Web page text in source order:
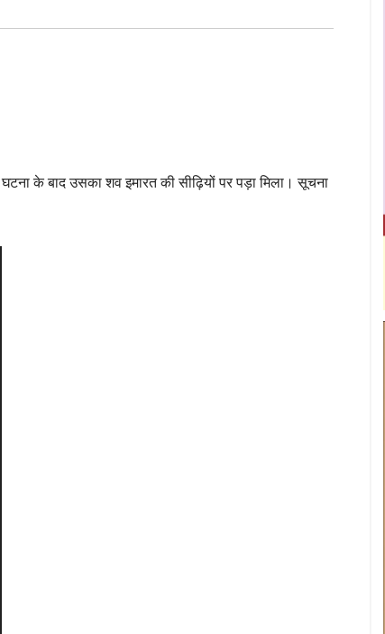
के बाद उसका शव इमारत की सीढ़ियों पर पड़ा मिला। सूचना